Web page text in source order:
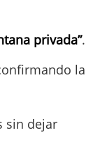
privada”.
la
sin dejar